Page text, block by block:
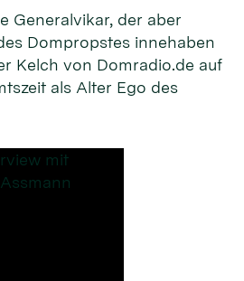
Generalvikar, der aber
Dompropstes innehaben
Kelch von Domradio.de auf
als Alter Ego des